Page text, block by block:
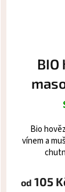
BIO
od 105
Bio
vínem a